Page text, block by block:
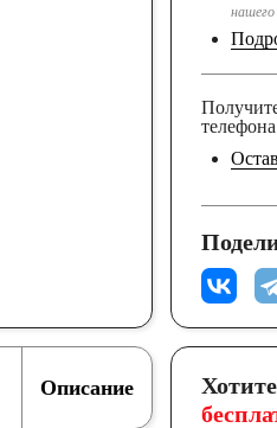
нашего
Описание Хотите